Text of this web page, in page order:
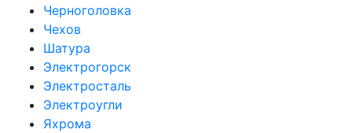
Черноголовка
Чехов
Шатура
Электрогорск
Электросталь
Электроугли
Яхрома